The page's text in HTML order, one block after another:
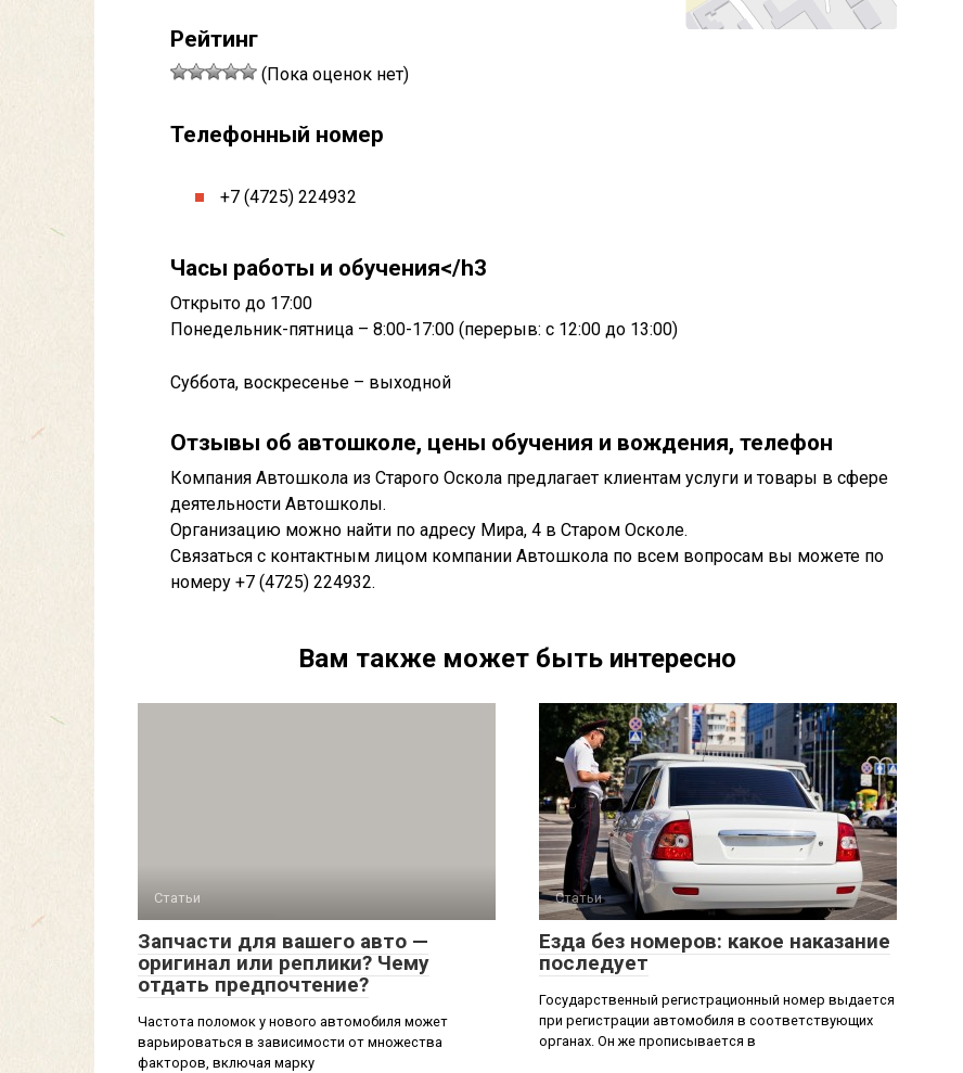
Рейтинг
(Пока оценок нет)
Телефонный номер
+7 (4725) 224932
Часы работы и обучения</h3
Открыто до 17:00
Понедельник-пятница – 8:00-17:00 (перерыв: с 12:00 до 13:00)
Суббота, воскресенье – выходной
Отзывы об автошколе, цены обучения и вождения, телефон
Компания Автошкола из Старого Оскола предлагает клиентам услуги и товары в сфере
деятельности Автошколы.
Организацию можно найти по адресу Мира, 4 в Старом Осколе.
Связаться с контактным лицом компании Автошкола по всем вопросам вы можете по
номеру +7 (4725) 224932.
Вам также может быть интересно
Статьи
Запчасти для вашего авто —
оригинал или реплики? Чему
отдать предпочтение?
Частота поломок у нового автомобиля может
варьироваться в зависимости от множества
факторов, включая марку
Статьи
Езда без номеров: какое наказание
последует
Государственный регистрационный номер выдается
при регистрации автомобиля в соответствующих
органах. Он же прописывается в